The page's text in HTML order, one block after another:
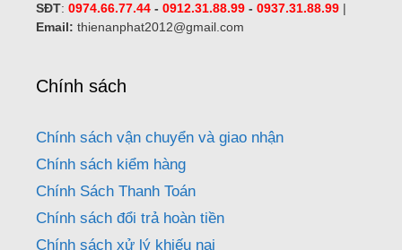
SĐT: 0974.66.77.44 - 0912.31.88.99 - 0937.31.88.99 |
Email: thienanphat2012@gmail.com
Chính sách
Chính sách vận chuyển và giao nhận
Chính sách kiểm hàng
Chính Sách Thanh Toán
Chính sách đổi trả hoàn tiền
Chính sách xử lý khiếu nại